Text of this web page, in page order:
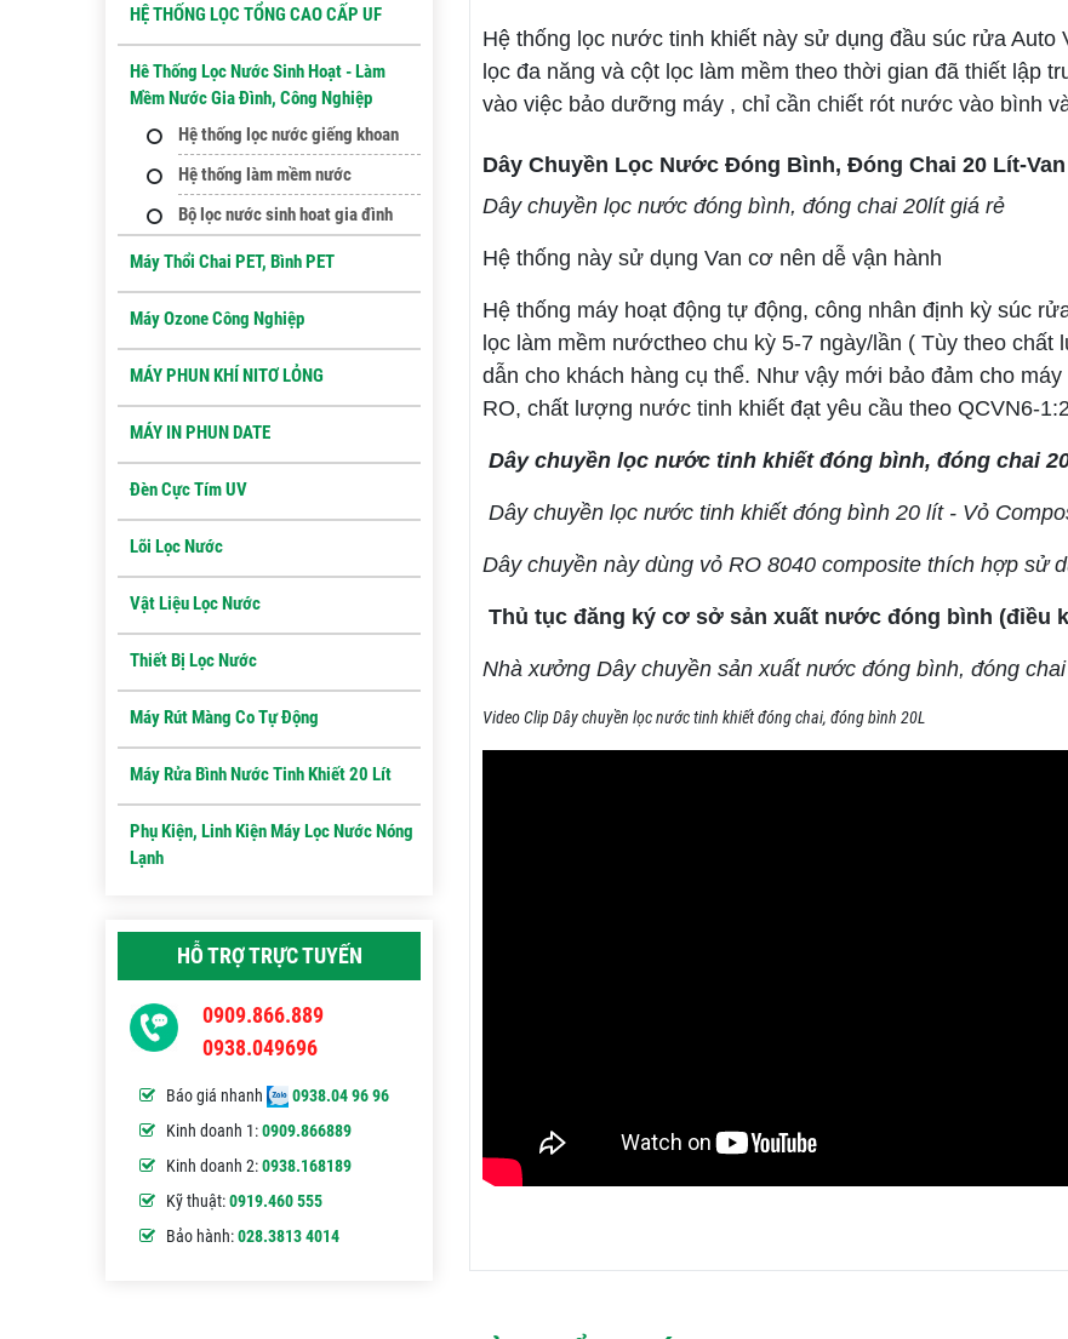
Hệ thống lọc nước tinh khiết này sử dụng đầu súc rửa
lọc đa năng và cột lọc làm mềm theo thời gian đã thiết lập
vào việc bảo dưỡng máy , chỉ cần chiết rót nước vào bình
Dây Chuyền Lọc Nước Đóng Bình, Đóng Chai 20 Lít-
Dây chuyền lọc nước đóng bình, đóng chai 20lít giá rẻ
Hệ thống này sử dụng Van cơ nên dễ vận hành
Hệ thống máy hoạt động tự động, công nhân định kỳ súc
lọc làm mềm nướctheo chu kỳ 5-7 ngày/lần ( Tùy theo
dẫn cho khách hàng cụ thể. Như vậy mới bảo đảm cho
RO, chất lượng nước tinh khiết đạt yêu cầu theo QCVN6-
Dây chuyền lọc nước tinh khiết đóng bình, đóng chai
Dây chuyền lọc nước tinh khiết đóng bình 20 lít - Vỏ
Dây chuyền này dùng vỏ RO 8040 composite thích hợp sử
Thủ tục đăng ký cơ sở sản xuất nước đóng bình (điều
Nhà xưởng Dây chuyền sản xuất nước đóng bình, đóng
Video Clip Dây chuyền lọc nước tinh khiết đóng chai, đóng bình 20L
HỆ THỐNG LỌC TỔNG CAO CẤP UF
Hê Thống Lọc Nước Sinh Hoạt - Làm
Mềm Nước Gia Đình, Công Nghiệp
Hệ thống lọc nước giếng khoan
Hệ thống làm mềm nước
Bộ lọc nước sinh hoat gia đình
Máy Thổi Chai PET, Bình PET
Máy Ozone Công Nghiệp
MÁY PHUN KHÍ NITƠ LỎNG
MÁY IN PHUN DATE
Đèn Cực Tím UV
Lõi Lọc Nước
Vật Liệu Lọc Nước
Thiết Bị Lọc Nước
Máy Rút Màng Co Tự Động
Máy Rửa Bình Nước Tinh Khiết 20 Lít
Phụ Kiện, Linh Kiện Máy Lọc Nước Nóng
Lạnh
HỖ TRỢ TRỰC TUYẾN
0909.866.889
0938.049696
Báo giá nhanh
0938.04 96 96
Kinh doanh 1:0909.866889
Kinh doanh 2:0938.168189
Kỹ thuật:0919.460 555
Bảo hành:028.3813 4014